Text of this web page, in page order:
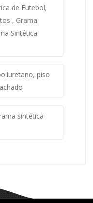
de Futebol,
, Grama
Sintética
piso
sintética